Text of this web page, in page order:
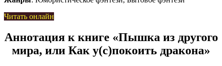
Читать онлайн
Аннотация к книге «Пышка из другого
мира, или Как у(с)покоить дракона»